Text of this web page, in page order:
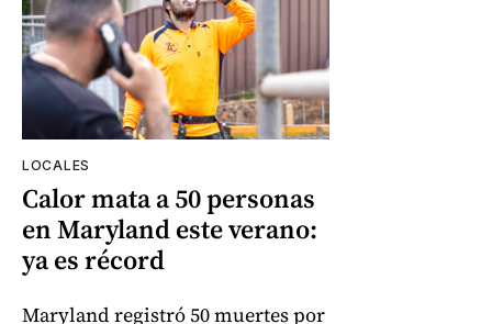
LOCALES
Calor mata a 50 personas
en Maryland este verano:
ya es récord
Maryland registró 50 muertes por